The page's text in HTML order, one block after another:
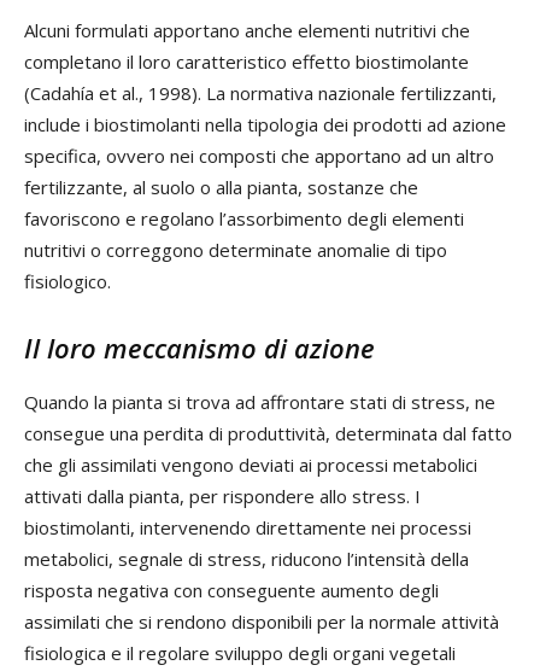
Alcuni formulati apportano anche elementi nutritivi che
completano il loro caratteristico effetto biostimolante
(Cadahía et al., 1998). La normativa nazionale fertilizzanti,
include i biostimolanti nella tipologia dei prodotti ad azione
specifica, ovvero nei composti che apportano ad un altro
fertilizzante, al suolo o alla pianta, sostanze che
favoriscono e regolano l’assorbimento degli elementi
nutritivi o correggono determinate anomalie di tipo
fisiologico.
Il loro meccanismo di azione
Quando la pianta si trova ad affrontare stati di stress, ne
consegue una perdita di produttività, determinata dal fatto
che gli assimilati vengono deviati ai processi metabolici
attivati dalla pianta, per rispondere allo stress. I
biostimolanti, intervenendo direttamente nei processi
metabolici, segnale di stress, riducono l’intensità della
risposta negativa con conseguente aumento degli
assimilati che si rendono disponibili per la normale attività
fisiologica e il regolare sviluppo degli organi vegetali